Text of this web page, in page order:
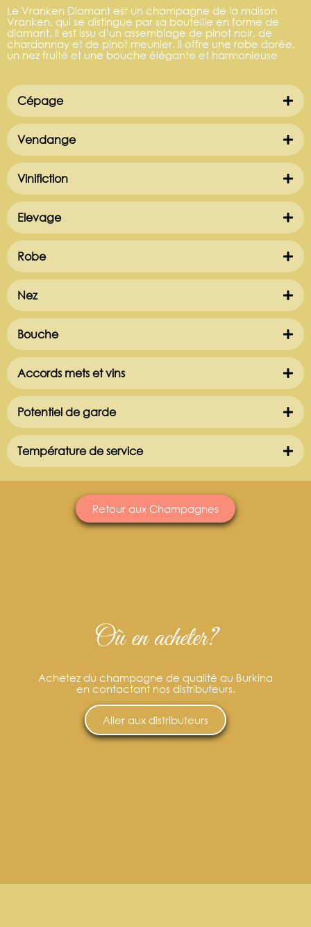
Le Vranken Diamant est un champagne de la maison
Vranken, qui se distingue par sa bouteille en forme de
diamant. Il est issu d’un assemblage de pinot noir, de
chardonnay et de pinot meunier. Il offre une robe dorée,
un nez fruité et une bouche élégante et harmonieuse
Cépage
Vendange
Vinifiction
Elevage
Robe
Nez
Bouche
Accords mets et vins
Potentiel de garde
Température de service
Retour aux Champagnes
Où en acheter?
Achetez du champagne de qualité au Burkina
en contactant nos distributeurs.
Aller aux distributeurs